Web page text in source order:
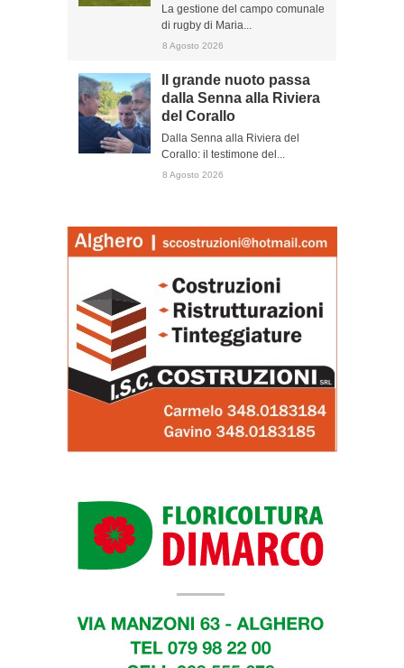
La gestione del campo comunale
di rugby di Maria...
8 Agosto 2026
Il grande nuoto passa
dalla Senna alla Riviera
del Corallo
Dalla Senna alla Riviera del
Corallo: il testimone del...
8 Agosto 2026